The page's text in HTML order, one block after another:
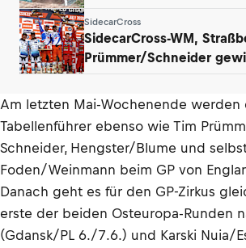
SidecarCross
SidecarCross-WM,
Prümmer/Schneider
Am letzten Mai-Wochenende werden
Tabellenführer ebenso wie Tim
Schneider, Hengster/Blume und
Foden/Weinmann beim GP von
Danach geht es für den GP-Zirkus
erste der beiden Osteuropa-Runden
(Gdansk/PL 6./7.6.) und Karski Nuia/